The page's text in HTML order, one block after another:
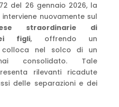
del 26 gennaio 2026, la
nuovamente sul
straordinarie di
figli, offrendo un
colloca nel solco di un
consolidato. Tale
rilevanti ricadute
delle separazioni e dei